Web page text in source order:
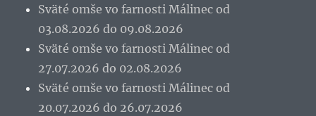
Sväté omše vo farnosti Málinec od
03.08.2026 do 09.08.2026
Sväté omše vo farnosti Málinec od
27.07.2026 do 02.08.2026
Sväté omše vo farnosti Málinec od
20.07.2026 do 26.07.2026